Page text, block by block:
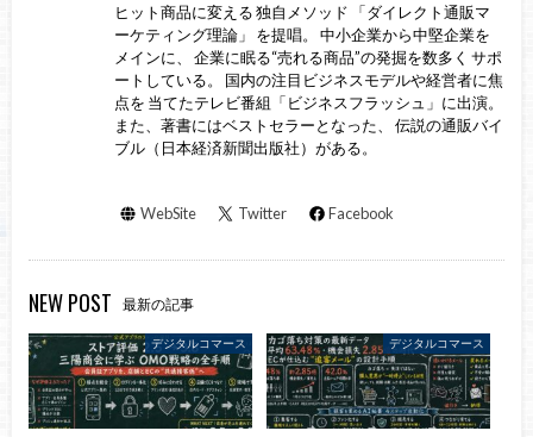
ヒット商品に変える 独自メソッド 「ダイレクト通販マ
ーケティング理論」 を提唱。 中小企業から中堅企業を
メインに、 企業に眠る“売れる商品”の発掘を数多く サポ
ートしている。 国内の注目ビジネスモデルや経営者に焦
点を 当てたテレビ番組「ビジネスフラッシュ」に出演。
また、著書にはベストセラーとなった、 伝説の通販バイ
ブル（日本経済新聞出版社）がある。
WebSite Twitter Facebook
NEW POST 最新の記事
デジタルコマース デジタルコマース